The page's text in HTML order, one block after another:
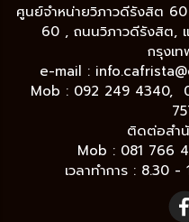
ศูนย์จำหน่ายวิภาวดีรังสิต
60 , ถนนวิภาวดีรังสิต,
กรุงเ
e-mail :
Mob : 092 249 4340,
ติดต่อสำ
Mob : 081 766
เวลาทำการ : 8.30